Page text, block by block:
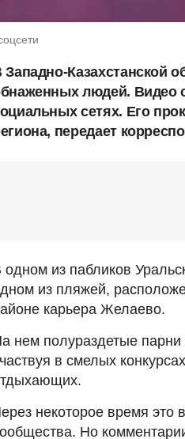
Западно-Казахстанской
людей. Видео
сетях. Его
передает
одном из пабликов
из пляжей,
карьера Желаево.
нем полураздетые
в смелых
некоторое время
Но